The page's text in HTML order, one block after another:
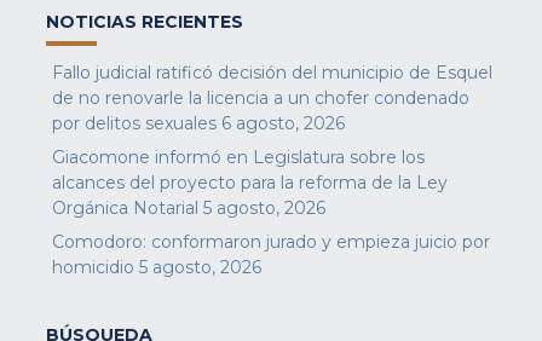
NOTICIAS RECIENTES
Fallo judicial ratificó decisión del municipio de Esquel
de no renovarle la licencia a un chofer condenado
por delitos sexuales 6 agosto, 2026
Giacomone informó en Legislatura sobre los
alcances del proyecto para la reforma de la Ley
Orgánica Notarial 5 agosto, 2026
Comodoro: conformaron jurado y empieza juicio por
homicidio 5 agosto, 2026
BÚSQUEDA